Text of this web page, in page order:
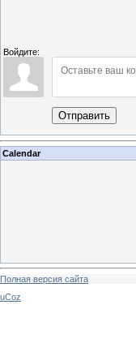
Войдите:
Отправить
Calendar
Полная версия сайта
uCoz